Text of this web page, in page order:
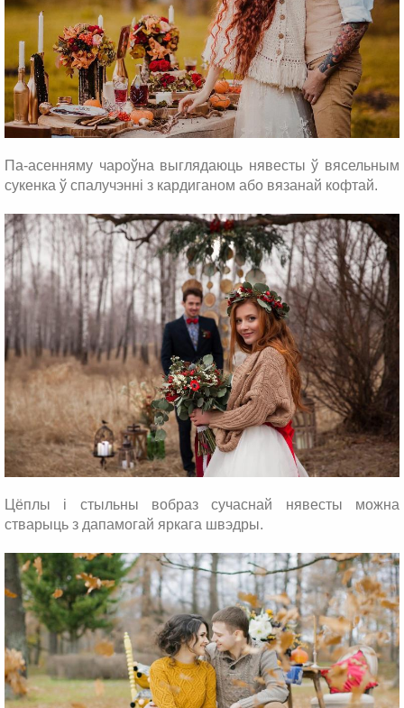
Па-асенняму чароўна выглядаюць нявесты ў вясельным
сукенка ў спалучэнні з кардиганом або вязанай кофтай.
Цёплы і стыльны вобраз сучаснай нявесты можна
стварыць з дапамогай яркага швэдры.